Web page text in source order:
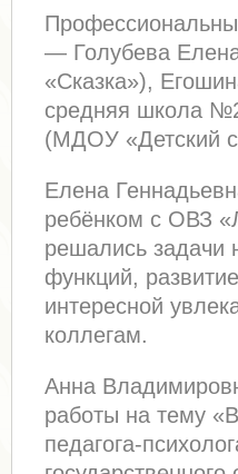
— Голубева
«Сказка»),
средняя школа
(МДОУ «Детский
Елена
ребёнком с ОВЗ
решались задачи
функций,
интересной
коллегам.
Анна
работы на тему
педагога-